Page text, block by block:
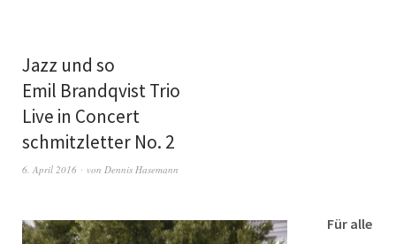
Jazz und so
Emil Brandqvist Trio
Live in Concert
schmitzletter No. 2
6. April 2016 von Dennis Hasemann
Für alle